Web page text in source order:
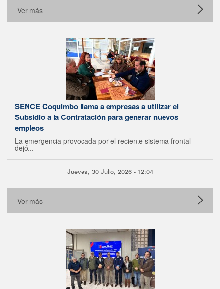
Ver más
SENCE Coquimbo llama a empresas a utilizar el
Subsidio a la Contratación para generar nuevos
empleos
La emergencia provocada por el reciente sistema frontal
dejó...
Jueves, 30 Julio, 2026 - 12:04
Ver más